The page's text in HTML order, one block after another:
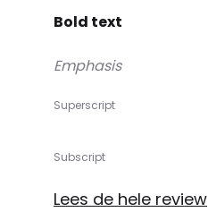
Bold text
Emphasis
Superscript
Subscript
Lees de hele review